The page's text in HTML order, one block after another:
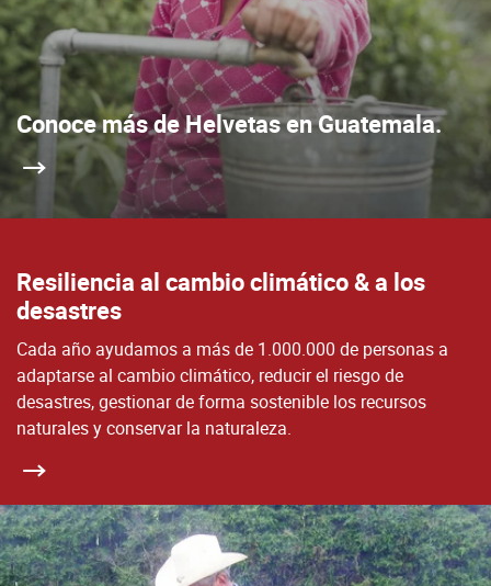
Conoce más de Helvetas en Guatemala.
Resiliencia al cambio climático & a los
desastres
Cada año ayudamos a más de 1.000.000 de personas a
adaptarse al cambio climático, reducir el riesgo de
desastres, gestionar de forma sostenible los recursos
naturales y conservar la naturaleza.